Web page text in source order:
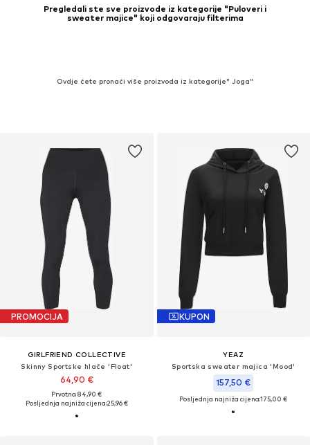
Pregledali ste sve proizvode iz kategorije "Puloveri i
sweater majice" koji odgovaraju filterima
Ovdje ćete pronaći više proizvoda iz kategorije" Joga"
PROMOCIJA
GIRLFRIEND COLLECTIVE
Skinny Sportske hlače 'Float'
64,90 €
Prvotno: 84,90 €
Posljednja najniža cijena:25,96 €
KUPON
YEAZ
Sportska sweater majica 'Mood'
157,50 €
Posljednja najniža cijena:175,00 €